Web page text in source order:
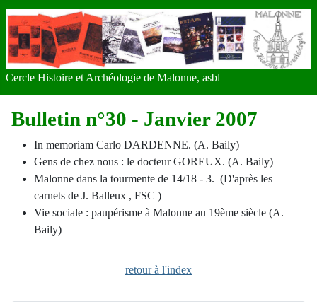
Cercle Histoire et Archéologie de Malonne, asbl
Bulletin n°30 - Janvier 2007
In memoriam Carlo DARDENNE. (A. Baily)
Gens de chez nous : le docteur GOREUX. (A. Baily)
Malonne dans la tourmente de 14/18 - 3. (D'après les
carnets de J. Balleux , FSC )
Vie sociale : paupérisme à Malonne au 19ème siècle (A.
Baily)
retour à l'index